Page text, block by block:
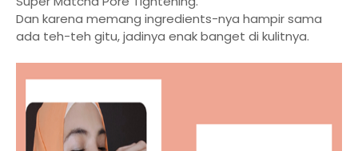
Dan karena memang ingredients-nya hampir sama
ada teh-teh gitu, jadinya enak banget di kulitnya.